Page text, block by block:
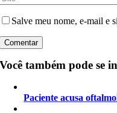
Salve meu nome, e-mail e
Você também pode se
Paciente acusa